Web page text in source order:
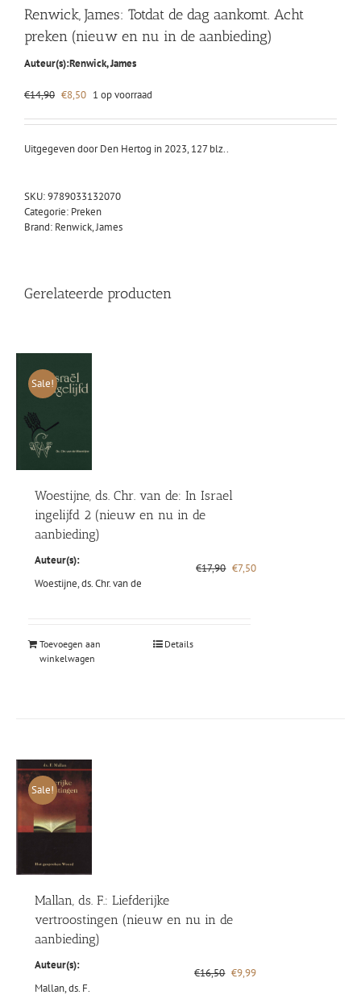
Renwick, James: Totdat de dag aankomt. Acht
preken (nieuw en nu in de aanbieding)
Auteur(s):Renwick, James
€14,90 Oorspronkelijke
was:
€8,50Huidige
is:
1 op voorraad
Uitgegeven door Den Hertog in 2023, 127 blz..
SKU:9789033132070
Categorie: Preken
Brand: Renwick, James
Gerelateerde producten
Sale!
Woestijne, ds. Chr. van de: In Israel
ingelijfd 2 (nieuw en nu in de
aanbieding)
Auteur(s):
Woestijne, ds. Chr. van de
€17,90 Oorspronkelijke
€7,50Huidige
Toevoegen aan
winkelwagen
Details
Sale!
Mallan, ds. F.: Liefderijke
vertroostingen (nieuw en nu in de
aanbieding)
Auteur(s):
Mallan, ds. F.
€16,50 Oorspronkelijke
€9,99Huidige